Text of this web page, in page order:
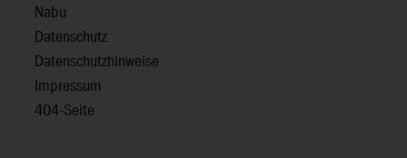
Nabu
Datenschutz
Datenschutzhinweise
Impressum
404-Seite